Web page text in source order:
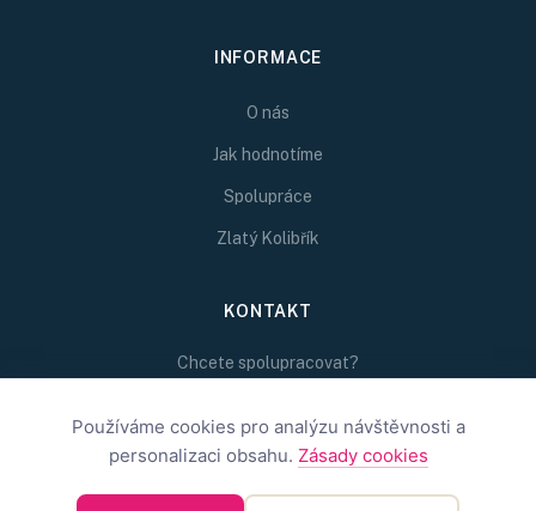
INFORMACE
O nás
Jak hodnotíme
Spolupráce
Zlatý Kolibřík
KONTAKT
Chcete spolupracovat?
redakce@inspirativni.cz
Používáme cookies pro analýzu návštěvnosti a
personalizaci obsahu. Zásady cookies